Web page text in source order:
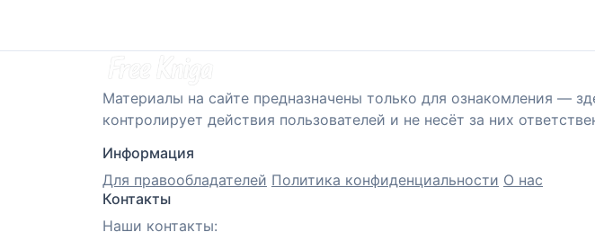
Материалы на сайте предназначены только для ознакомления —
контролирует действия пользователей и не несёт за них
Информация
Для правообладателей Политика конфиденциальности О нас
Контакты
Наши контакты: